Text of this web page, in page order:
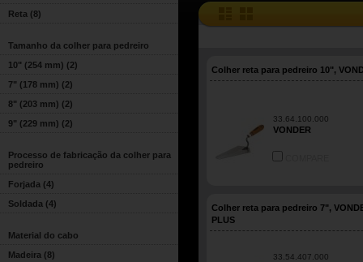
Reta (8)
Tamanho da colher para pedreiro
10" (254 mm) (2)
7" (178 mm) (2)
8" (203 mm) (2)
9" (229 mm) (2)
Processo de fabricação da colher para
pedreiro
Forjada (4)
Soldada (4)
Material do cabo
Madeira (8)
Colher reta para pedreiro 10",
33.64.100.000
VONDER
Colher reta para pedreiro 7",
PLUS
33.54.407.000